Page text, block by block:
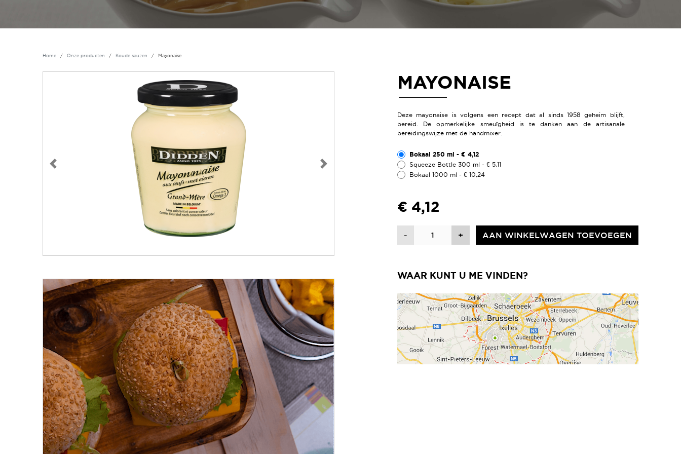
Home Onze producten Koude sauzen Mayonaise
Vorige Volgende
MAYONAISE
Deze mayonaise is volgens een recept dat al sinds 1958 geheim blijft,
bereid. De opmerkelijke smeuïgheid is te danken aan de artisanale
bereidingswijze met de handmixer.
Bokaal 250 ml - € 4,12
Squeeze Bottle 300 ml - € 5,11
Bokaal 1000 ml - € 10,24
- +
€ 4,12
AAN WINKELWAGEN TOEVOEGEN
WAAR KUNT U ME VINDEN?